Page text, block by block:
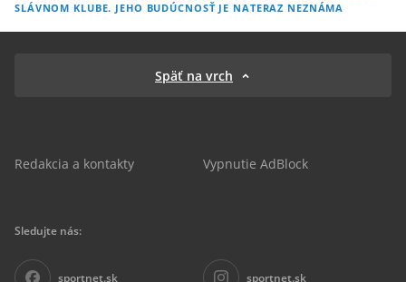
SLÁVNOM KLUBE. JEHO BUDÚCNOSŤ JE NATERAZ NEZNÁMA
Späť na vrch
Redakcia a kontakty Vypnutie AdBlock
Sledujte nás:
sportnet.sk sportnet.sk